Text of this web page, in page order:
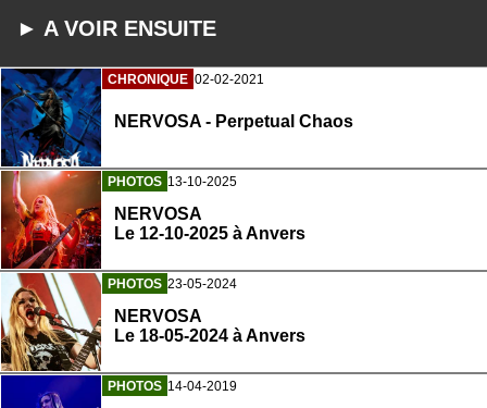
► A VOIR ENSUITE
CHRONIQUE 02-02-2021
NERVOSA - Perpetual Chaos
PHOTOS 13-10-2025
NERVOSA
Le 12-10-2025 à Anvers
PHOTOS 23-05-2024
NERVOSA
Le 18-05-2024 à Anvers
PHOTOS 14-04-2019